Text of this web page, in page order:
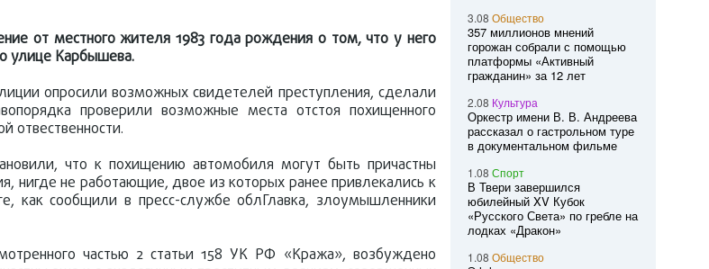
от местного жителя 1983 года рождения о том, что у него
улице Карбышева.
опросили возможных свидетелей преступления, сделали
проверили возможные места отстоя похищенного
отвественности.
что к похищению автомобиля могут быть причастны
нигде не работающие, двое из которых ранее привлекались к
как сообщили в пресс-службе облГлавка, злоумышленники
частью 2 статьи 158 УК РФ «Кража», возбуждено
3.08 Общество
357 миллионов мнений
горожан собрали с помощью
платформы «Активный
гражданин» за 12 лет
2.08 Культура
Оркестр имени В. В. Андреева
рассказал о гастрольном туре
в документальном фильме
1.08 Спорт
В Твери завершился
юбилейный XV Кубок
«Русского Света» по гребле на
лодках «Дракон»
1.08 Общество